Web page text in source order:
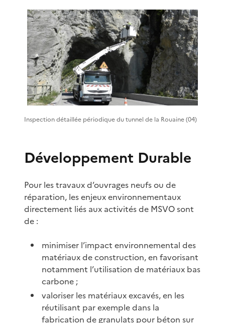
Inspection détaillée périodique du tunnel de la Rouaine (04)
Développement Durable
Pour les travaux d’ouvrages neufs ou de
réparation, les enjeux environnementaux
directement liés aux activités de MSVO sont
de :
minimiser l’impact environnemental des
matériaux de construction, en favorisant
notamment l’utilisation de matériaux bas
carbone ;
valoriser les matériaux excavés, en les
réutilisant par exemple dans la
fabrication de granulats pour béton sur